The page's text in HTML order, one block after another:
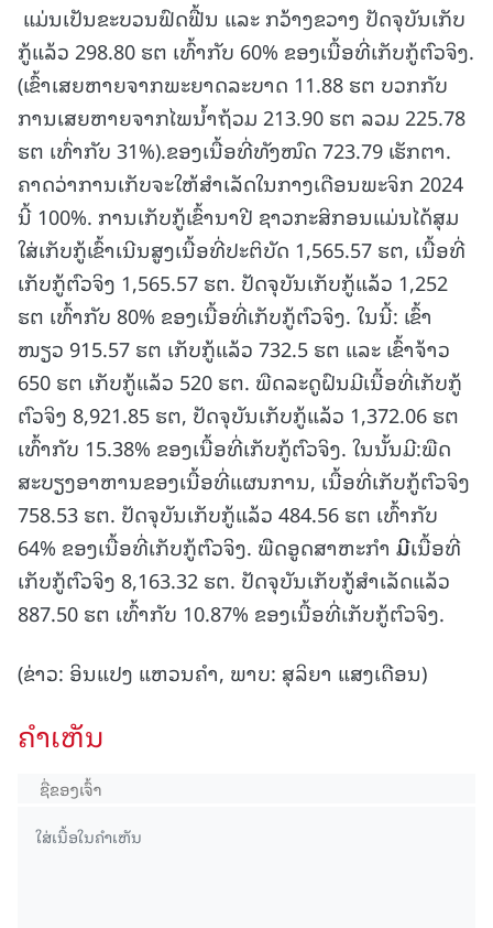
ແມ່ນເປັນຂະບວນຟົດຟື້ນ ແລະ ກວ້າງຂວາງ ປັດຈຸບັນເກັບ
ກູ້ແລ້ວ 298.80 ຮຕ ເທົ້າກັບ 60% ຂອງເນື້ອທີ່ເກັບກູ້ຕົວຈິງ.
(ເຂົ້າເສຍຫາຍຈາກພະຍາດລະບາດ 11.88 ຮຕ ບວກກັບ
ການເສຍຫາຍຈາກໄພນໍ້າຖ້ວມ 213.90 ຮຕ ລວມ 225.78
ຮຕ ເທົ່າກັບ 31%).ຂອງເນື້ອທີ່ທັງໜົດ 723.79 ເຮັກຕາ.
ຄາດວ່າການເກັບຈະໃຫ້ສໍາເລັດໃນກາງເດືອນພະຈິກ 2024
ນີ້ 100%. ການເກັບກູ້ເຂົ້ານາປີ ຊາວກະສິກອນແມ່ນໄດ້ສຸມ
ໃສ່ເກັບກູ້ເຂົ້າເນີນສູງເນື້ອທີ່ປະຕິບັດ 1,565.57 ຮຕ, ເນື້ອທີ່
ເກັບກູ້ຕົວຈິງ 1,565.57 ຮຕ. ປັດຈຸບັນເກັບກູ້ແລ້ວ 1,252
ຮຕ ເທົ້າກັບ 80% ຂອງເນື້ອທີ່ເກັບກູ້ຕົວຈິງ. ໃນນີ້: ເຂົ້າ
ໜຽວ 915.57 ຮຕ ເກັບກູ້ແລ້ວ 732.5 ຮຕ ແລະ ເຂົ້າຈ້າວ
650 ຮຕ ເກັບກູ້ແລ້ວ 520 ຮຕ. ພືດລະດູຝົນມີເນື້ອທີ່ເກັບກູ້
ຕົວຈິງ 8,921.85 ຮຕ, ປັດຈຸບັນເກັບກູ້ແລ້ວ 1,372.06 ຮຕ
ເທົ້າກັບ 15.38% ຂອງເນື້ອທີ່ເກັບກູ້ຕົວຈິງ. ໃນນັ້ນມີ:ພືດ
ສະບຽງອາຫານຂອງເນື້ອທີ່ແຜນການ, ເນື້ອທີ່ເກັບກູ້ຕົວຈິງ
758.53 ຮຕ. ປັດຈຸບັນເກັບກູ້ແລ້ວ 484.56 ຮຕ ເທົ້າກັບ
64% ຂອງເນື້ອທີ່ເກັບກູ້ຕົວຈິງ. ພືດອູດສາຫະກໍາ ມີເນື້ອທີ່
ເກັບກູ້ຕົວຈິງ 8,163.32 ຮຕ. ປັດຈຸບັນເກັບກູ້ສຳເລັດແລ້ວ
887.50 ຮຕ ເທົ້າກັບ 10.87% ຂອງເນື້ອທີ່ເກັບກູ້ຕົວຈິງ.
(ຂ່າວ: ອິນແປງ ແຫວນຄຳ, ພາບ: ສຸລິຍາ ແສງເດືອນ)
ຄໍາເຫັນ